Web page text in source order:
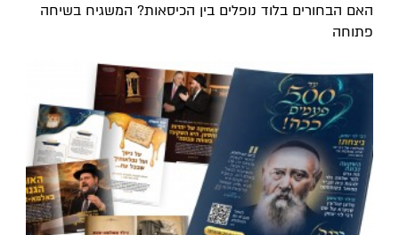
האם הבחורים בלוד נופלים בין הכיסאות? המשגיח בשיחה
פתוחה